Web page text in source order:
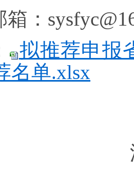
箱：
拟推荐申报
名单.xlsx